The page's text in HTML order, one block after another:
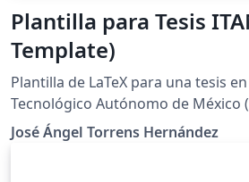
Plantilla para Tesis
Template)
Plantilla de LaTeX para una tesis
Tecnológico Autónomo de México
José Ángel Torrens Hernández